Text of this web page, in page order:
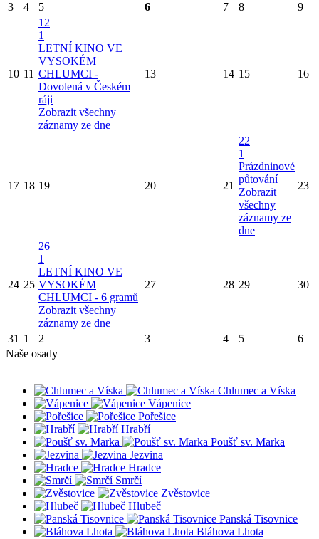
3 4 5 6 7 8 9
10 11
12
1
LETNÍ KINO VE
VYSOKÉM
CHLUMCI -
Dovolená v Českém
ráji
Zobrazit všechny
záznamy ze dne
13 14 15 16
17 18 19 20 21
22
1
Prázdninové
půtování
Zobrazit
všechny
záznamy ze
dne
23
24 25
26
1
LETNÍ KINO VE
VYSOKÉM
CHLUMCI - 6 gramů
Zobrazit všechny
záznamy ze dne
27 28 29 30
31 1 2 3 4 5
6
Naše osady
Chlumec a Víska
Vápenice
Pořešice
Hrabří
Poušť sv. Marka
Jezvina
Hradce
Smrčí
Zvěstovice
Hlubeč
Panská Tisovnice
Bláhova Lhota